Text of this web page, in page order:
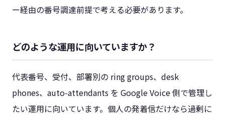
ー経由の番号調達前提で考える必要があります。
どのような運用に向いていますか？
代表番号、受付、部署別の ring groups、desk
phones、auto-attendants を Google Voice 側で管理し
たい運用に向いています。個人の発着信だけなら過剰に